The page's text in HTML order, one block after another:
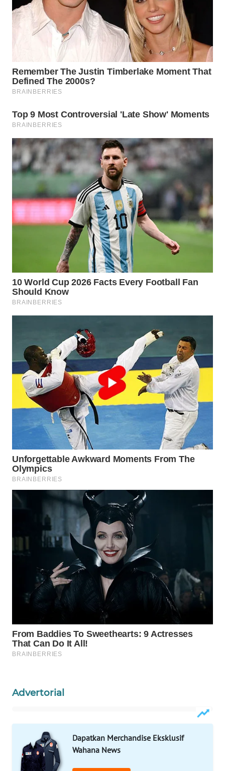
Advertorial
Dapatkan Merchandise Eksklusif
Wahana News
WN
LIKUPANG
WN
BORNEO
Wahana
Media
Group
WAHANA
NEWS
WAHANA
TANI
WAHANA
INFRASTRUKTUR
WAHANA
LISTRIK
WAHANA
TRAVEL
WAHANA
TV
WAHANANEWS
ID
WAHANANEWS
CO ID
WAHANANEWS
NET
WAHANA
SPORT
WAHANA
SELEB
PERSONA
OTOMOTIF
WAHANA
HEALTH